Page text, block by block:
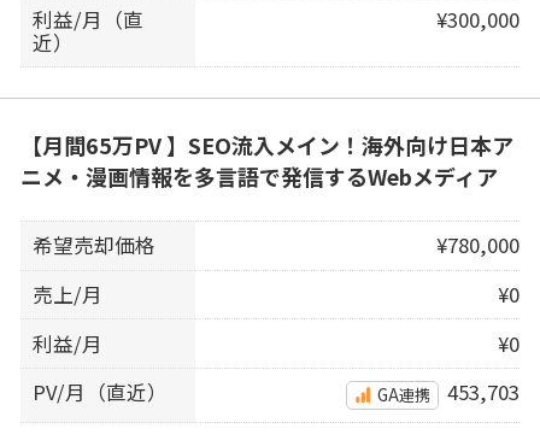
利益/月（直
近）
¥300,000
【月間65万PV 】SEO流入メイン！海外向け日本ア
ニメ・漫画情報を多言語で発信するWebメディア
希望売却価格
¥780,000
売上/月
¥0
利益/月
¥0
PV/月（直近）
GA連携 453,703